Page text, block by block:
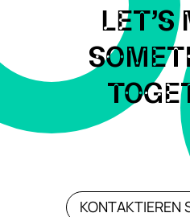
LET’S
KONTAKTIEREN